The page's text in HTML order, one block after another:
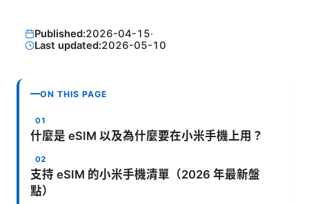
Published:2026-04-15·
Last updated:2026-05-10
ON THIS PAGE
什麼是 eSIM 以及為什麼要在小米手機上用？
支持 eSIM 的小米手機清單（2026 年最新盤
點）